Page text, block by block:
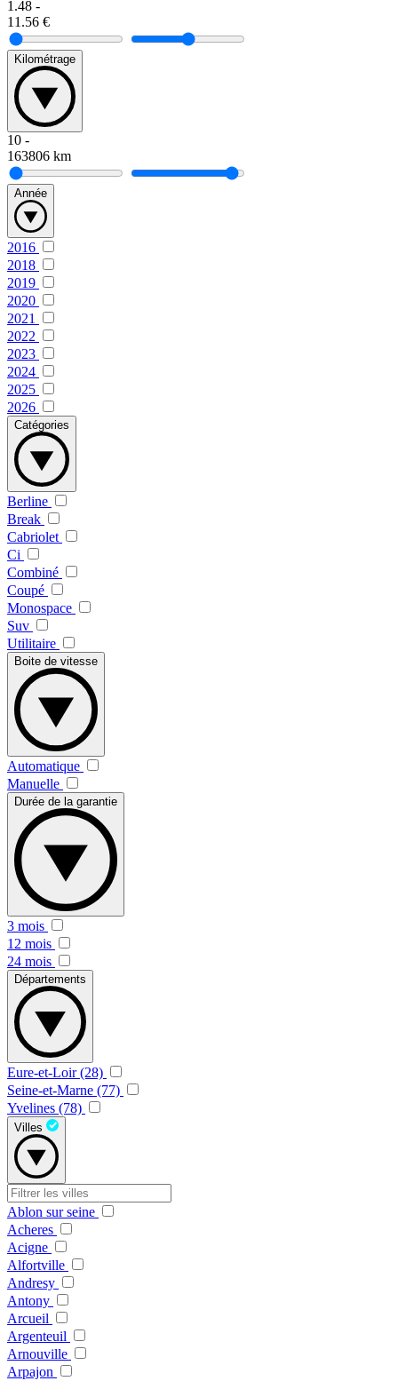
1.48 -
11.56 €
Kilométrage
10 -
163806 km
Année
2016
2018
2019
2020
2021
2022
2023
2024
2025
2026
Catégories
Berline
Break
Cabriolet
Ci
Combiné
Coupé
Monospace
Suv
Utilitaire
Boite de vitesse
Automatique
Manuelle
Durée de la garantie
3 mois
12 mois
24 mois
Départements
Eure-et-Loir (28)
Seine-et-Marne (77)
Yvelines (78)
Villes
Ablon sur seine
Acheres
Acigne
Alfortville
Andresy
Antony
Arcueil
Argenteuil
Arnouville
Arpajon